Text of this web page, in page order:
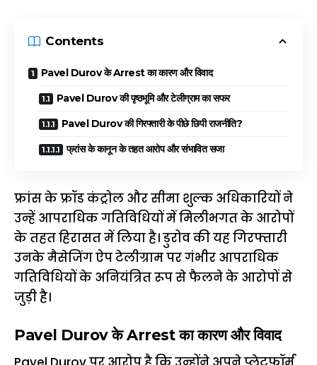
Contents
Pavel Durov के Arrest का कारण और विवाद
Pavel Durov की पृष्ठभूमि और टेलीग्राम का सफर
Pavel Durov की गिरफ्तारी के पीछे छिपी राजनीति?
फ्रांस के कानून के तहत आरोप और संभावित सजा
फ्रांस के फ्रॉड कंट्रोल और सीमा शुल्क अधिकारियों ने
उन्हें आपराधिक गतिविधियों में मिलीभगत के आरोपों
के तहत हिरासत में लिया है। डुरोव की यह गिरफ्तारी
उनके मैसेजिंग ऐप टेलीग्राम पर गंभीर आपराधिक
गतिविधियों के अनियंत्रित रूप से फैलने के आरोपों से
जुड़ी है।
Pavel Durov के Arrest का कारण और विवाद